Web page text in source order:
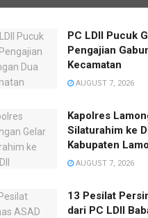
PC LDII Pucuk
Pengajian
Kecamatan
AUGUST 7, 2026
Kapolres
Silaturahim ke
Kabupaten
AUGUST 7, 2026
13 Pesilat
dari PC LDII